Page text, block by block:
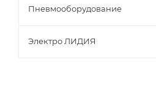
Пневмооборудование
Электро ЛИДИЯ